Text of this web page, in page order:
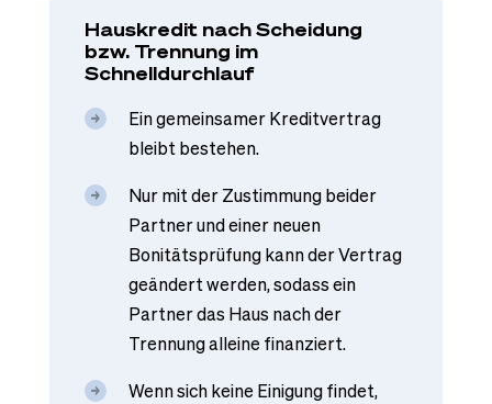
Hauskredit nach Scheidung
bzw. Trennung im
Schnelldurchlauf
Ein gemeinsamer Kreditvertrag
bleibt bestehen.
Nur mit der Zustimmung beider
Partner und einer neuen
Bonitätsprüfung kann der Vertrag
geändert werden, sodass ein
Partner das Haus nach der
Trennung alleine finanziert.
Wenn sich keine Einigung findet,